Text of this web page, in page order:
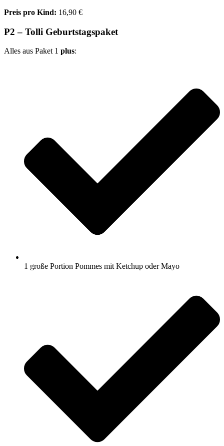
Preis pro Kind: 16,90 €
P2 – Tolli Geburtstagspaket
Alles aus Paket 1 plus:
1 große Portion Pommes mit Ketchup oder Mayo